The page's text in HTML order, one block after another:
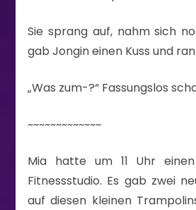
Sie sprang auf, nahm sich
gab Jongin einen Kuss und
„Was zum-?“ Fassungslos
~~~~~~~~~~~~~
Mia hatte um 11 Uhr
Fitnessstudio. Es gab zwei
auf diesen kleinen